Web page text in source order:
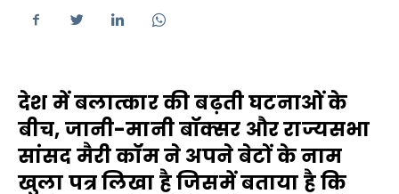
देश में बलात्कार की बढ़ती घटनाओं के
बीच, जानी-मानी बॉक्सर और राज्यसभा
सांसद मैरी कॉम ने अपने बेटों के नाम
खुला पत्र लिखा है जिसमें बताया है कि